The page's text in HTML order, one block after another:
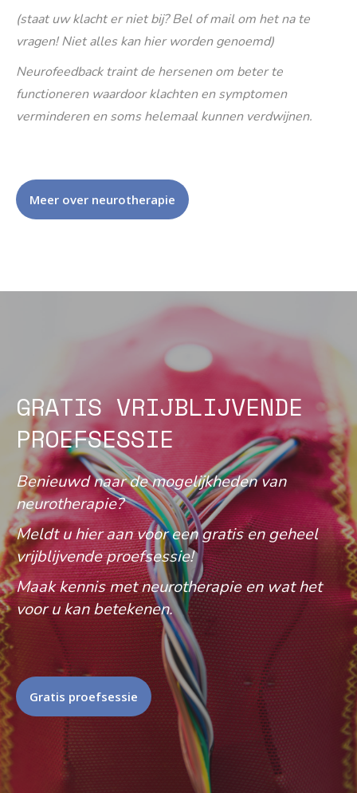
(staat uw klacht er niet bij? Bel of mail om het na te
vragen! Niet alles kan hier worden genoemd)
Neurofeedback traint de hersenen om beter te
functioneren waardoor klachten en symptomen
verminderen en soms helemaal kunnen verdwijnen.
Meer over neurotherapie
GRATIS VRIJBLIJVENDE
PROEFSESSIE
Benieuwd naar de mogelijkheden van
neurotherapie?
Meldt u hier aan voor een gratis en geheel
vrijblijvende proefsessie!
Maak kennis met neurotherapie en wat het
voor u kan betekenen.
Gratis proefsessie